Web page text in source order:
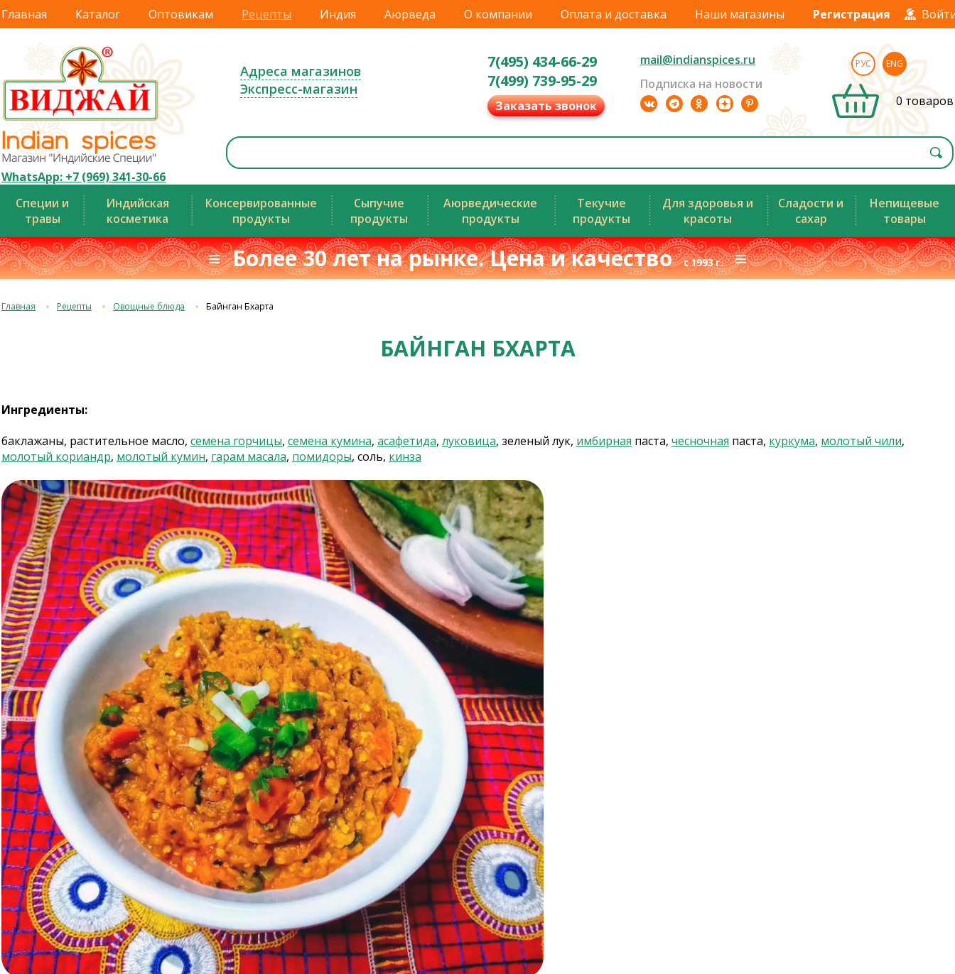
Главная Каталог Оптовикам Рецепты Индия Аюрведа О компании Оплата и доставка Наши магазины Регистрация
WhatsApp: +7 (969) 341-30-66
Адреса магазинов
Экспресс-магазин
7(495) 434-66-29
7(499) 739-95-29
Заказать звонок
mail@indianspices.ru
Подписка на новости
РУС ENG
0 товаров
Специи и
травы
Индийская
косметика
Консервированные
продукты
Сыпучие
продукты
Аюрведические
продукты
Текучие
продукты
Для здоровья и
красоты
Сладости и
сахар
Непищевые
товары
≡ Более 30 лет на рынке. Цена и качествос 1993 г.≡
Главная Рецепты Овощные блюда Байнган Бхарта
БАЙНГАН БХАРТА
Ингредиенты:
баклажаны, растительное масло, семена горчицы, семена кумина, асафетида, луковица, зеленый лук, имбирная паста, чесночная паста, куркума, молотый чили,
молотый кориандр, молотый кумин, гарам масала, помидоры, соль, кинза